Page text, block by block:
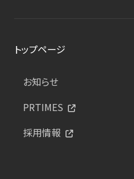
トップページ
お知らせ
PRTIMES
採用情報